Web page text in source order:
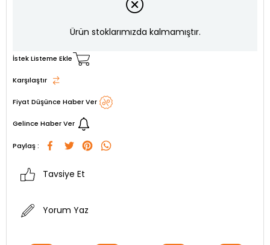
Ürün stoklarımızda kalmamıştır.
İstek Listeme Ekle
Karşılaştır
Fiyat Düşünce Haber Ver
Gelince Haber Ver
Paylaş :
Tavsiye Et
Yorum Yaz